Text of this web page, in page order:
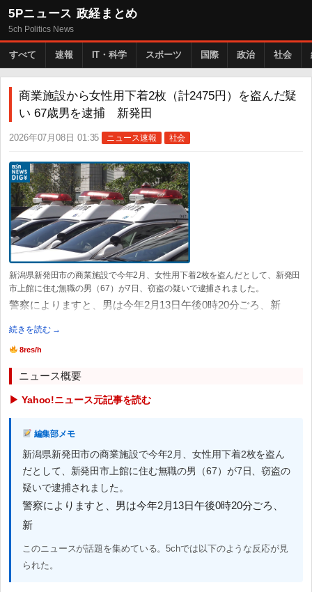
5Pニュース 政経まとめ
5ch Politics News
すべて 速報 IT・科学 スポーツ 国際 政治 社会
商業施設から女性用下着2枚（計2475円）を盗んだ疑
い 67歳男を逮捕 新発田
2026年07月08日 01:35 ニュース速報 社会
新潟県新発田市の商業施設で今年2月、女性用下着2枚を盗んだとして、新発田
市上館に住む無職の男（67）が7日、窃盗の疑いで逮捕されました。
警察によりますと、男は今年2月13日午後0時20分ごろ、新
続きを読む →
8res/h
ニュース概要
▶ Yahoo!ニュース元記事を読む
編集部メモ
新潟県新発田市の商業施設で今年2月、女性用下着2枚を盗ん
だとして、新発田市上館に住む無職の男（67）が7日、窃盗の
疑いで逮捕されました。
警察によりますと、男は今年2月13日午後0時20分ごろ、
新
このニュースが話題を集めている。5chでは以下のような反応が見
られた。